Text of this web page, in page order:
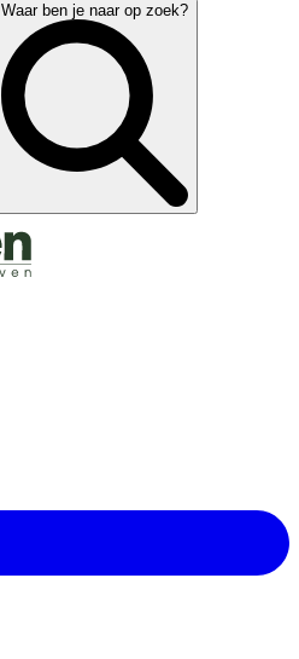
Waar ben je naar op zoek?